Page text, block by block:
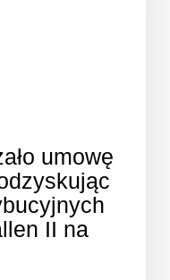
umowę
II na